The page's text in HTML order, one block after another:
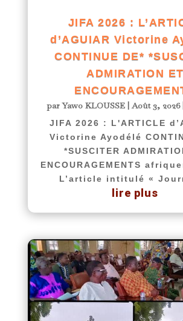
JIFA 2026 :
d’AGUIAR Victorine
CONTINUE DE*
ADMIRATION ET
parYawo KLOUSSE|Août 3, 2026
JIFA 2026 : L'ARTICLE
Victorine Ayodélé
*SUSCITER
ENCOURAGEMENTS
L’article intitulé «
lire plus